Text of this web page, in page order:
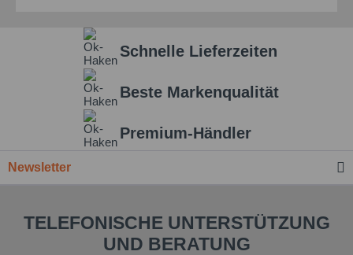
Schnelle Lieferzeiten
Beste Markenqualität
Premium-Händler
Newsletter
TELEFONISCHE UNTERSTÜTZUNG
UND BERATUNG